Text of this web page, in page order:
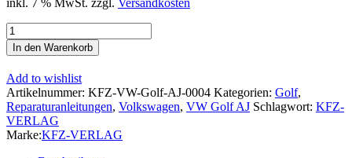
inkl. 7 % MwSt. zzgl. Versandkosten
VW
Golf
6
Variant
(09-
13)
Karosserie
Montagearbeiten
Innen
In den Warenkorb
Add to wishlist
Artikelnummer: KFZ-VW-Golf-AJ-0004 Kategorien: Golf,
Reparaturanleitungen, Volkswagen, VW Golf AJ Schlagwort: KFZ-
VERLAG
Marke:KFZ-VERLAG